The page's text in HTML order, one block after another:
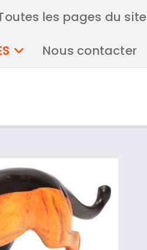
les pages du site
Nous contacter